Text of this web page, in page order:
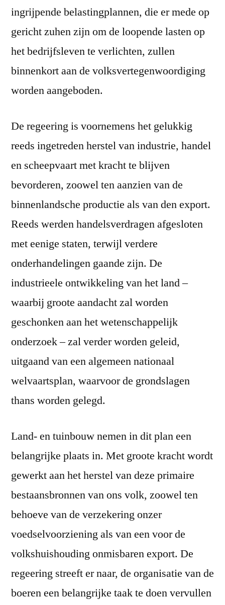
ingrijpende belastingplannen, die er mede op
gericht zuhen zijn om de loopende lasten op
het bedrijfsleven te verlichten, zullen
binnenkort aan de volksvertegenwoordiging
worden aangeboden.
De regeering is voornemens het gelukkig
reeds ingetreden herstel van industrie, handel
en scheepvaart met kracht te blijven
bevorderen, zoowel ten aanzien van de
binnenlandsche productie als van den export.
Reeds werden handelsverdragen afgesloten
met eenige staten, terwijl verdere
onderhandelingen gaande zijn. De
industrieele ontwikkeling van het land –
waarbij groote aandacht zal worden
geschonken aan het wetenschappelijk
onderzoek – zal verder worden geleid,
uitgaand van een algemeen nationaal
welvaartsplan, waarvoor de grondslagen
thans worden gelegd.
Land- en tuinbouw nemen in dit plan een
belangrijke plaats in. Met groote kracht wordt
gewerkt aan het herstel van deze primaire
bestaansbronnen van ons volk, zoowel ten
behoeve van de verzekering onzer
voedselvoorziening als van een voor de
volkshuishouding onmisbaren export. De
regeering streeft er naar, de organisatie van de
boeren een belangrijke taak te doen vervullen